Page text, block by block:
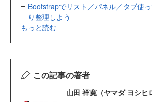
Bootstrapでリスト／パネル／タブ使
り整理しよう
もっと読む
この記事の著者
山田 祥寛（ヤマダ ヨシヒ